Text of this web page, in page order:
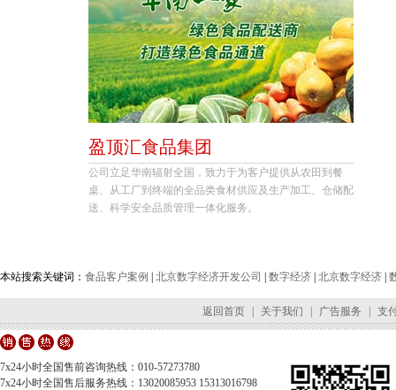
盈顶汇食品集团
公司立足华南辐射全国，致力于为客户提供从农田到餐
桌、从工厂到终端的全品类食材供应及生产加工、仓储配
送、科学安全品质管理一体化服务。
本站搜索关键词： 食品客户案例 北京数字经济开发公司 数字经济 北京数字经济
返回首页 关于我们 广告服务 支
7x24小时全国售前咨询热线：010-57273780
7x24小时全国售后服务热线：13020085953 15313016798